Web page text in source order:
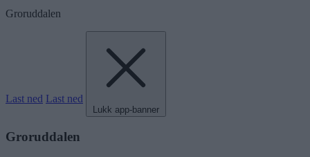
Groruddalen
Last ned Last ned
Lukk app-banner
Groruddalen